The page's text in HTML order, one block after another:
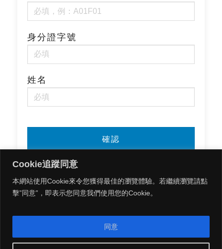
Cookie追蹤同意
本網站使用Cookie來令您獲得最佳的瀏覽體驗。若繼續瀏覽請點
擊”同意”，即表示您同意我們使用您的Cookie。
同意
身分證字號
姓名